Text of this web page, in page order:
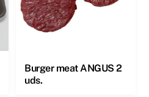
Burger meat ANGUS 2
uds.